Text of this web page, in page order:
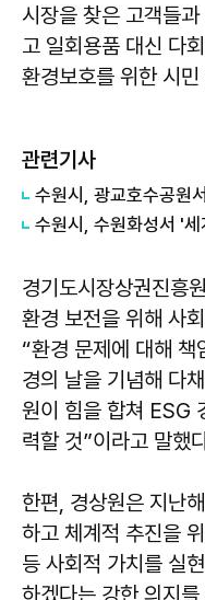
시장을 찾은 고객들
고 일회용품 대신 다
환경보호를 위한 시
관련기사
수원시, 광교호수공원
수원시, 수원화성서 '
경기도시장상권진흥
환경 보전을 위해 사
“환경 문제에 대해
경의 날을 기념해 다
원이 힘을 합쳐 ESG
력할 것”이라고 말했
한편, 경상원은 지난
하고 체계적 추진을
등 사회적 가치를 실
하겠다는 강한 의지